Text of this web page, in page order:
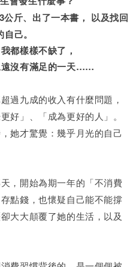
斤、出了一本書， 以及找回
己。
樣樣不缺了，
沒有滿足的一天……
九成的收入有什麼問題，
好」、「成為更好的人」。
她才驚覺：幾乎月光的自己
開始為期一年的「不消費
點錢，也懷疑自己能不能撐
大大顛覆了她的生活，以及